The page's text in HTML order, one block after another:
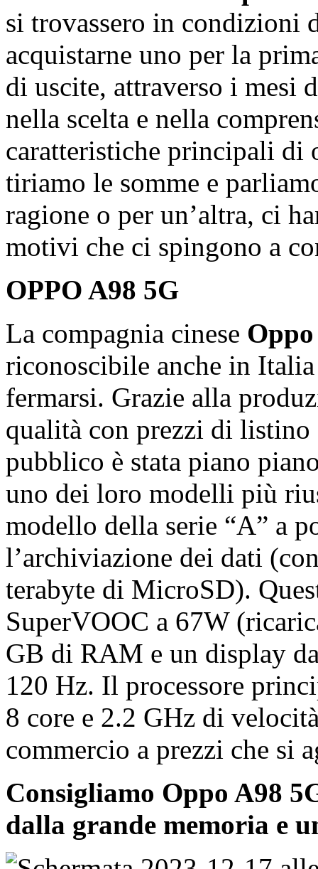
si trovassero in condizioni
acquistarne uno per la
di uscite, attraverso i mesi
nella scelta e nella
caratteristiche principali di
tiriamo le somme e
ragione o per un’altra, ci
motivi che ci spingono a
OPPO A98 5G
La compagnia cinese Oppo
riconoscibile anche in Italia
fermarsi. Grazie alla
qualità con prezzi di
pubblico è stata piano
uno dei loro modelli più
modello della serie “A” a
l’archiviazione dei dati
terabyte di MicroSD).
SuperVOOC a 67W
GB di RAM e un display
120 Hz. Il processore
8 core e 2.2 GHz di
commercio a prezzi che si
Consigliamo Oppo A98
dalla grande memoria e